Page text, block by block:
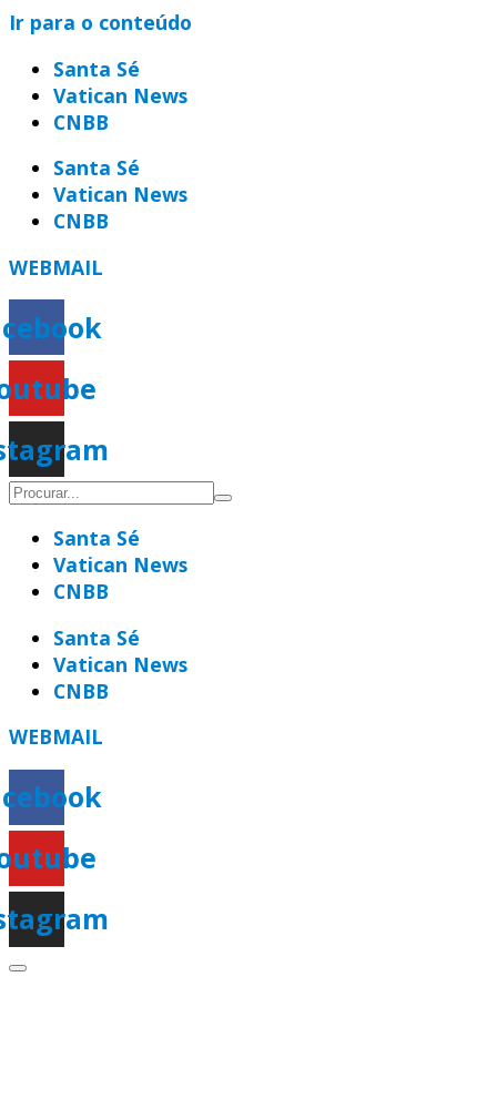
Ir para o conteúdo
Santa Sé
Vatican News
CNBB
Santa Sé
Vatican News
CNBB
WEBMAIL
Santa Sé
Vatican News
CNBB
Santa Sé
Vatican News
CNBB
WEBMAIL